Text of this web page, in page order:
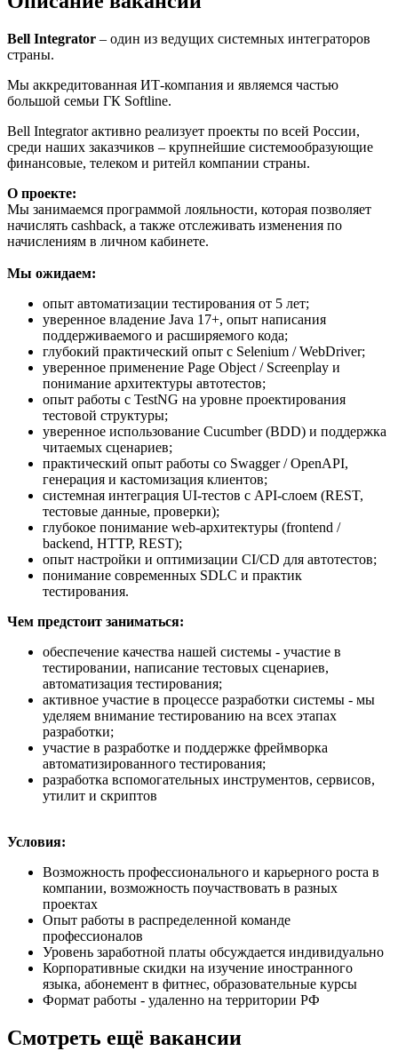
Bell Integrator – один из ведущих системных интеграторов
страны.
Мы аккредитованная ИТ-компания и являемся частью
большой семьи ГК Softline.
Bell Integrator активно реализует проекты по всей России,
среди наших заказчиков – крупнейшие системообразующие
финансовые, телеком и ритейл компании страны.
О проекте:
Мы занимаемся программой лояльности, которая позволяет
начислять cashback, а также отслеживать изменения по
начислениям в личном кабинете.
Мы ожидаем:
опыт автоматизации тестирования от 5 лет;
уверенное владение Java 17+, опыт написания
поддерживаемого и расширяемого кода;
глубокий практический опыт с Selenium / WebDriver;
уверенное применение Page Object / Screenplay и
понимание архитектуры автотестов;
опыт работы с TestNG на уровне проектирования
тестовой структуры;
уверенное использование Cucumber (BDD) и поддержка
читаемых сценариев;
практический опыт работы со Swagger / OpenAPI,
генерация и кастомизация клиентов;
cистемная интеграция UI-тестов с API-слоем (REST,
тестовые данные, проверки);
глубокое понимание web-архитектуры (frontend /
backend, HTTP, REST);
опыт настройки и оптимизации CI/CD для автотестов;
понимание современных SDLC и практик
тестирования.
Чем предстоит заниматься:
обеспечение качества нашей системы - участие в
тестировании, написание тестовых сценариев,
автоматизация тестирования;
активное участие в процессе разработки системы - мы
уделяем внимание тестированию на всех этапах
разработки;
участие в разработке и поддержке фреймворка
автоматизированного тестирования;
разработка вспомогательных инструментов, сервисов,
утилит и скриптов
Условия:
Возможность профессионального и карьерного роста в
компании, возможность поучаствовать в разных
проектах
Опыт работы в распределенной команде
профессионалов
Уровень заработной платы обсуждается индивидуально
Корпоративные скидки на изучение иностранного
языка, абонемент в фитнес, образовательные курсы
Формат работы - удаленно на территории РФ
Смотреть ещё вакансии